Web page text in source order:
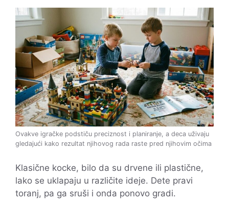
Ovakve igračke podstiču preciznost i planiranje, a deca uživaju
gledajući kako rezultat njihovog rada raste pred njihovim očima
Klasične kocke, bilo da su drvene ili plastične,
lako se uklapaju u različite ideje. Dete pravi
toranj, pa ga sruši i onda ponovo gradi.